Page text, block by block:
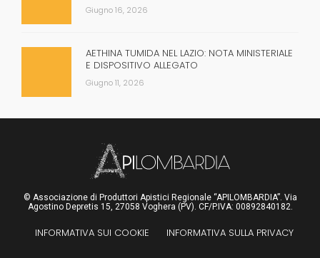
Giugno 16, 2026
AETHINA TUMIDA NEL LAZIO: NOTA MINISTERIALE
E DISPOSITIVO ALLEGATO
Giugno 11, 2026
© Associazione di Produttori Apistici Regionale “APILOMBARDIA”. Via
Agostino Depretis 15, 27058 Voghera (PV). CF/P.IVA: 00892840182.
INFORMATIVA SUI COOKIE INFORMATIVA SULLA PRIVACY